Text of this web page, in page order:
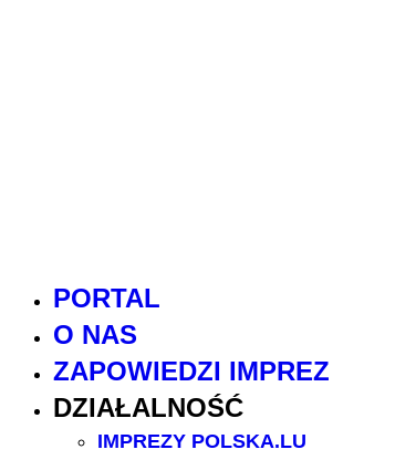
PORTAL
O NAS
ZAPOWIEDZI IMPREZ
DZIAŁALNOŚĆ
IMPREZY POLSKA.LU